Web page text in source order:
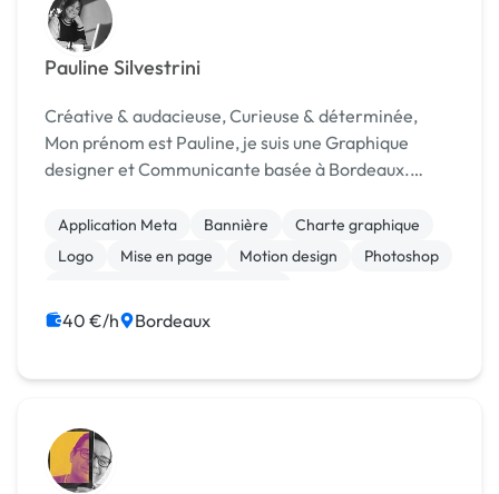
Pauline Silvestrini
Créative & audacieuse, Curieuse & déterminée,
Mon prénom est Pauline, je suis une Graphique
designer et Communicante basée à Bordeaux.
Créations et Stratégies Publicitaires à l’EFAP, je
créée Pop Studio...
Application Meta Bannière
Charte graphique
Logo
Mise en page Motion design
Photoshop
Community management
40 €/h Bordeaux